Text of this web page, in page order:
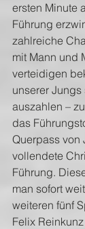
ersten Minute
Führung
zahlreiche
mit Mann und
verteidigen
unserer
auszahlen –
das
Querpass von
vollendete
Führung.
man sofort
weiteren fünf
Felix